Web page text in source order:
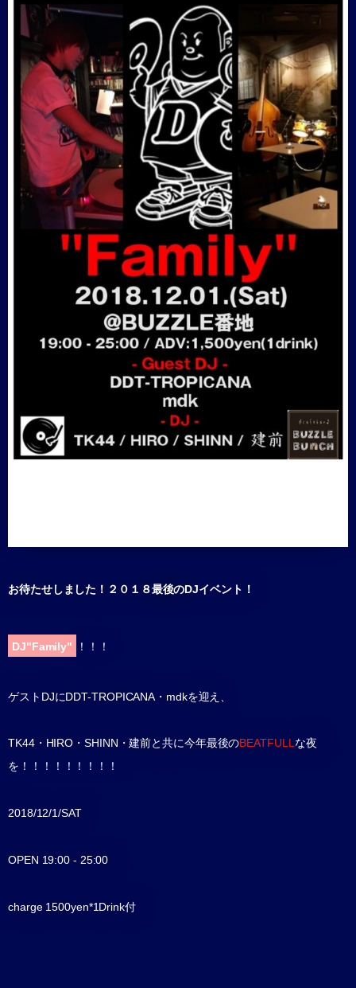
お待たせしました！２０１８最後のDJイベント！
DJ"Family" ！！！
ゲストDJにDDT-TROPICANA・mdkを迎え、
TK44・HIRO・SHINN・建前と共に今年最後のBEATFULLな夜
を！！！！！！！！！
2018/12/1/SAT
OPEN 19:00 - 25:00
charge 1500yen*1Drink付